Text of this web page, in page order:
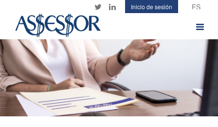
contenido
principal
TwitterLinkedInInicio de sesión
Toggle
banner_serveisonline.png